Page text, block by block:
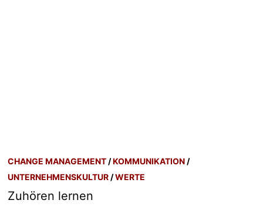
CHANGE MANAGEMENT /KOMMUNIKATION /
UNTERNEHMENSKULTUR /WERTE
Zuhören lernen